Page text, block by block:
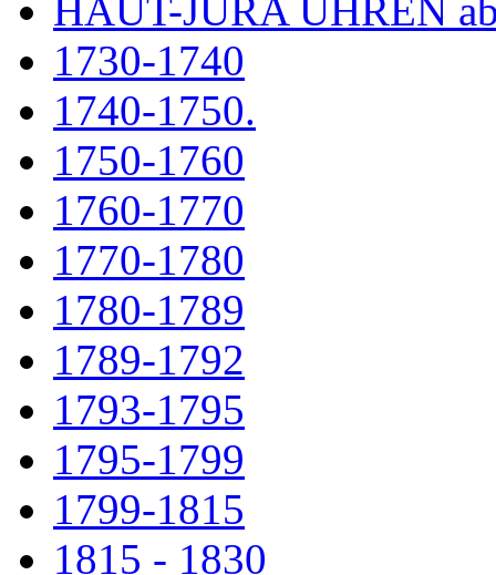
HAUT-JURA UHREN
1730-1740
1740-1750.
1750-1760
1760-1770
1770-1780
1780-1789
1789-1792
1793-1795
1795-1799
1799-1815
1815 - 1830